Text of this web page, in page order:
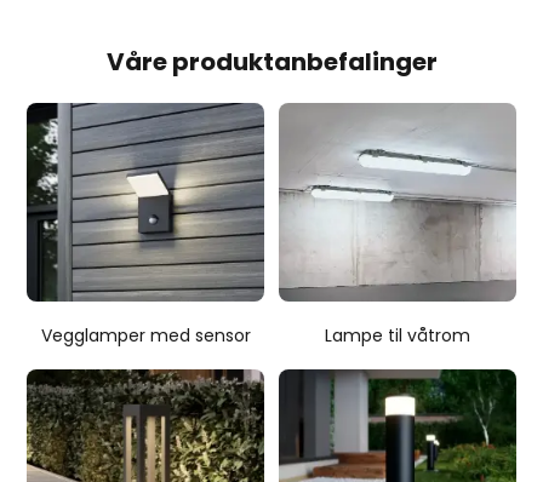
Våre produktanbefalinger
Vegglamper med sensor Lampe til våtrom